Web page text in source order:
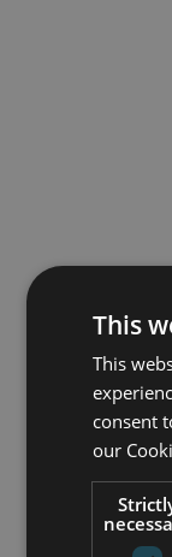
This
This
consent
our